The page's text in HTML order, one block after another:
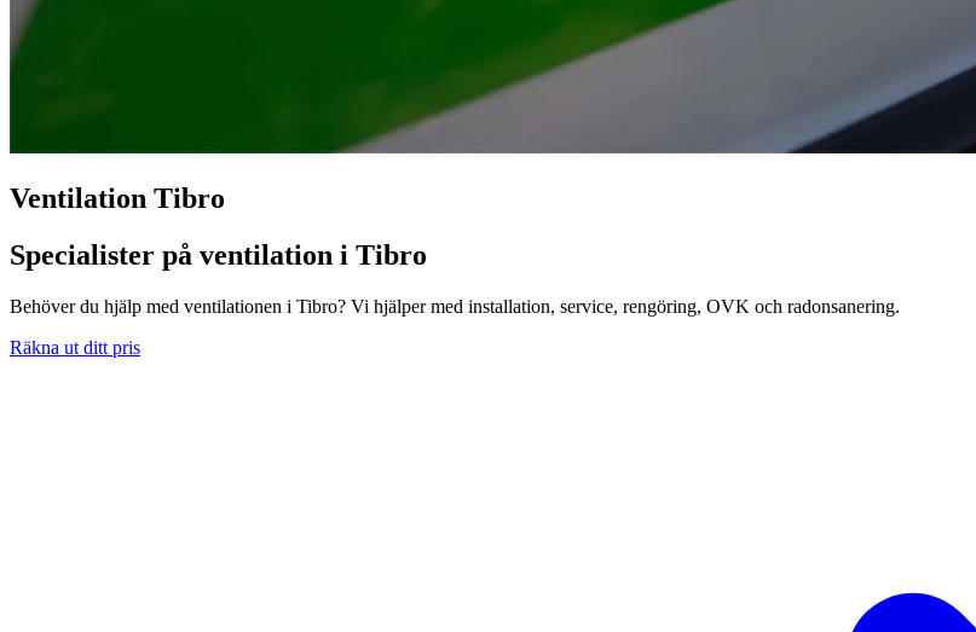
Ventilation Tibro
Specialister på ventilation i Tibro
Behöver du hjälp med ventilationen i Tibro? Vi hjälper med installation, service, rengöring, OVK och radonsanering.
Räkna ut ditt pris